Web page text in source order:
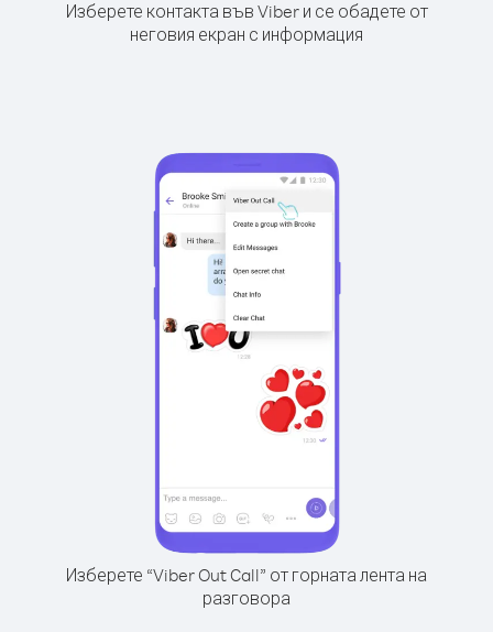
Изберете контакта във Viber и се обадете от
неговия екран с информация
Изберете “Viber Out Call” от горната лента на
разговора